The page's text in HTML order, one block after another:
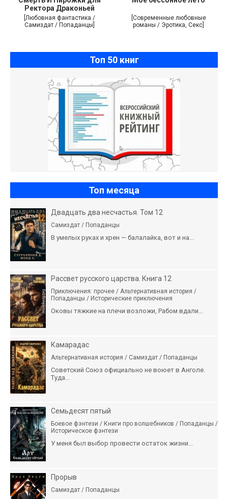
Ректора Драконьей
Академии
[Любовная фантастика /
Самиздат / Попаданцы]
[Современные любовные
романы / Эротика, Секс]
Топ 50 книг
Топ месяца
Двадцать два несчастья. Том 12
Самиздат / Попаданцы
В умелых руках и хрен — балалайка, вот и на...
Рассвет русского царства. Книга 12
Приключения: прочее / Альтернативная история /
Попаданцы / Исторические приключения
Оковы тяжкие на плечи возложи, Рабом вдали...
Камарадас
Альтернативная история / Самиздат / Попаданцы
Советский Союз официально не воюет в Анголе.
Туда...
Семьдесят пятый
Боевое фэнтези / Книги про волшебников / Попаданцы /
Историческое фэнтези
У меня был выбор провести остаток жизни...
Прорыв
Самиздат / Попаданцы